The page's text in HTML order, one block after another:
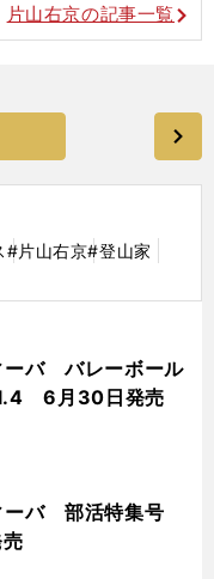
片山右京の記事一覧
#片山右京#登山家
ーバ バレーボール
6月30日発売
ーバ 部活特集号